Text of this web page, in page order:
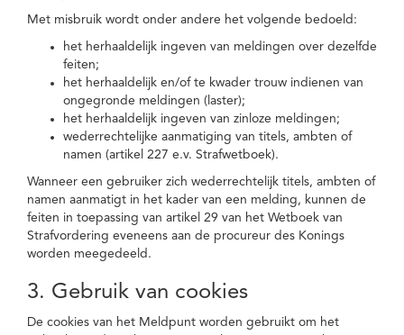
Met misbruik wordt onder andere het volgende bedoeld:
het herhaaldelijk ingeven van meldingen over dezelfde
feiten;
het herhaaldelijk en/of te kwader trouw indienen van
ongegronde meldingen (laster);
het herhaaldelijk ingeven van zinloze meldingen;
wederrechtelijke aanmatiging van titels, ambten of
namen (artikel 227 e.v. Strafwetboek).
Wanneer een gebruiker zich wederrechtelijk titels, ambten of
namen aanmatigt in het kader van een melding, kunnen de
feiten in toepassing van artikel 29 van het Wetboek van
Strafvordering eveneens aan de procureur des Konings
worden meegedeeld.
3. Gebruik van cookies
De cookies van het Meldpunt worden gebruikt om het